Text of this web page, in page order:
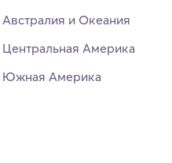
Австралия и Океания
Центральная Америка
Южная Америка